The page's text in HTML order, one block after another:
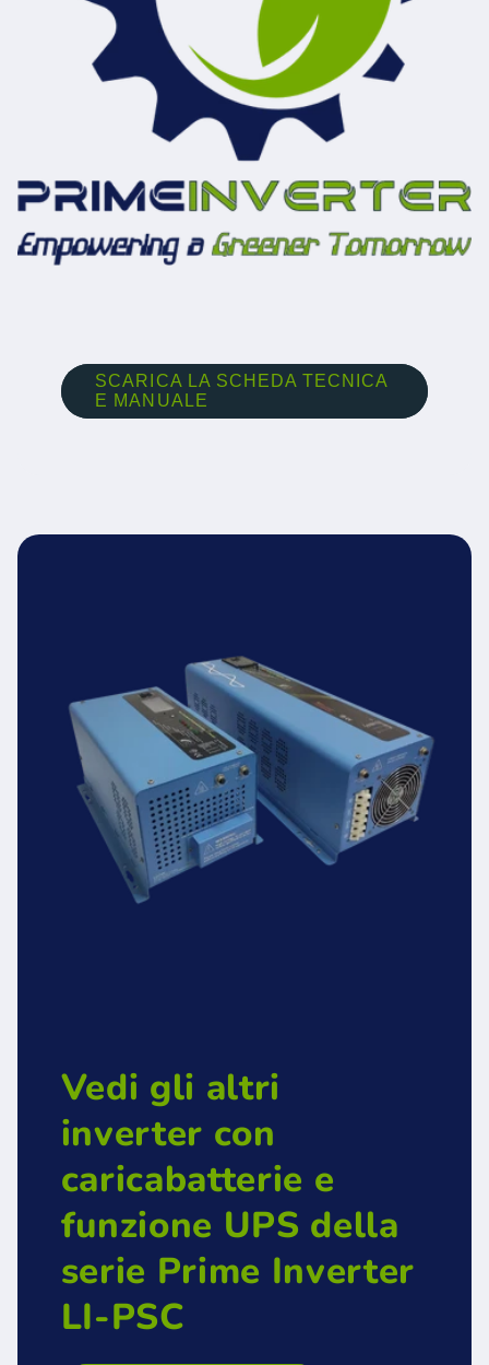
SCARICA LA SCHEDA TECNICA
E MANUALE
Vedi gli altri
inverter con
caricabatterie e
funzione UPS della
serie Prime Inverter
LI-PSC